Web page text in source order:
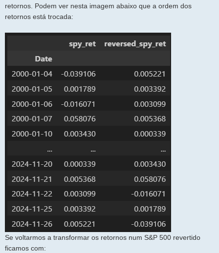
retornos. Podem ver nesta imagem abaixo que a ordem dos
retornos está trocada:
Se voltarmos a transformar os retornos num S&P 500 revertido
ficamos com: